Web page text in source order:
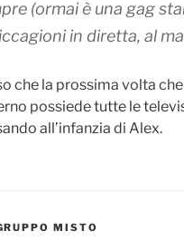
(ormai è una gag
in diretta, al
che la prossima volta
possiede tutte le
all’infanzia di Alex.
MISTO